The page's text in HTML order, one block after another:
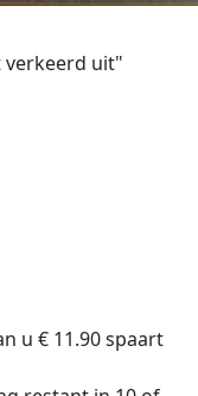
verkeerd uit"
u € 11.90 spaart